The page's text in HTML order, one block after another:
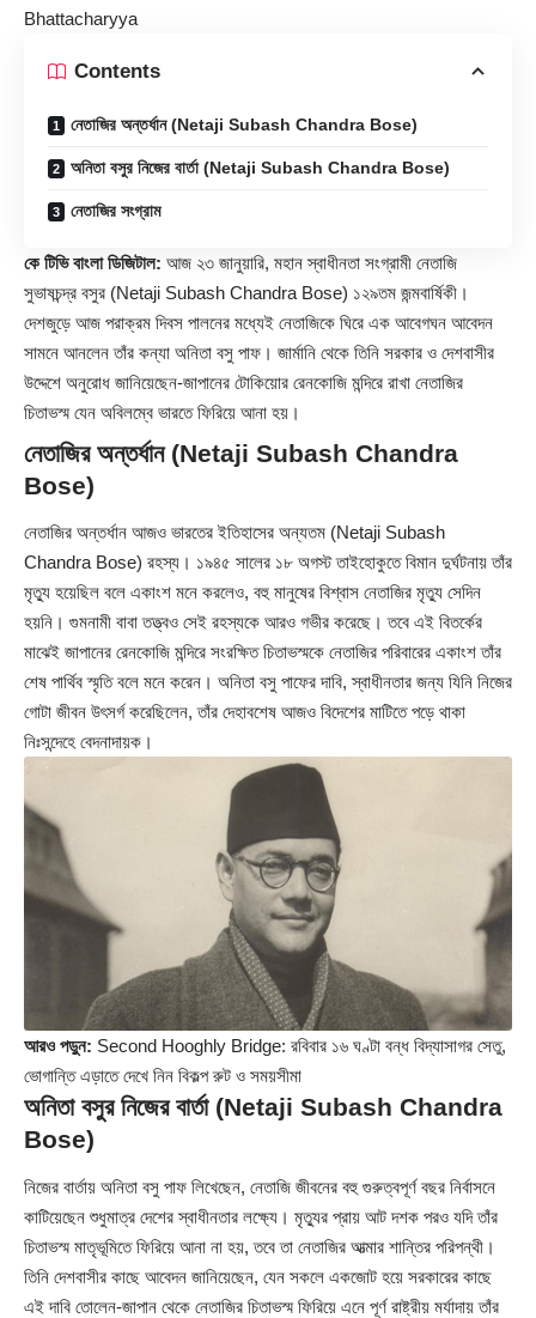
Bhattacharyya
Contents
নেতাজির অন্তর্ধান (Netaji Subash Chandra Bose)
অনিতা বসুর নিজের বার্তা (Netaji Subash Chandra Bose)
নেতাজির সংগ্রাম
কে টিভি বাংলা ডিজিটাল: আজ ২৩ জানুয়ারি, মহান স্বাধীনতা সংগ্রামী নেতাজি
সুভাষচন্দ্র বসুর (Netaji Subash Chandra Bose) ১২৯তম জন্মবার্ষিকী।
দেশজুড়ে আজ পরাক্রম দিবস পালনের মধ্যেই নেতাজিকে ঘিরে এক আবেগঘন আবেদন
সামনে আনলেন তাঁর কন্যা অনিতা বসু পাফ। জার্মানি থেকে তিনি সরকার ও দেশবাসীর
উদ্দেশে অনুরোধ জানিয়েছেন-জাপানের টোকিয়োর রেনকোজি মন্দিরে রাখা নেতাজির
চিতাভস্ম যেন অবিলম্বে ভারতে ফিরিয়ে আনা হয়।
নেতাজির অন্তর্ধান (Netaji Subash Chandra
Bose)
নেতাজির অন্তর্ধান আজও ভারতের ইতিহাসের অন্যতম (Netaji Subash
Chandra Bose) রহস্য। ১৯৪৫ সালের ১৮ অগস্ট তাইহোকুতে বিমান দুর্ঘটনায় তাঁর
মৃত্যু হয়েছিল বলে একাংশ মনে করলেও, বহু মানুষের বিশ্বাস নেতাজির মৃত্যু সেদিন
হয়নি। গুমনামী বাবা তত্ত্বও সেই রহস্যকে আরও গভীর করেছে। তবে এই বিতর্কের
মাঝেই জাপানের রেনকোজি মন্দিরে সংরক্ষিত চিতাভস্মকে নেতাজির পরিবারের একাংশ তাঁর
শেষ পার্থিব স্মৃতি বলে মনে করেন। অনিতা বসু পাফের দাবি, স্বাধীনতার জন্য যিনি নিজের
গোটা জীবন উৎসর্গ করেছিলেন, তাঁর দেহাবশেষ আজও বিদেশের মাটিতে পড়ে থাকা
নিঃসন্দেহে বেদনাদায়ক।
আরও পড়ুন: Second Hooghly Bridge: রবিবার ১৬ ঘণ্টা বন্ধ বিদ্যাসাগর সেতু,
ভোগান্তি এড়াতে দেখে নিন বিকল্প রুট ও সময়সীমা
অনিতা বসুর নিজের বার্তা (Netaji Subash Chandra
Bose)
নিজের বার্তায় অনিতা বসু পাফ লিখেছেন, নেতাজি জীবনের বহু গুরুত্বপূর্ণ বছর নির্বাসনে
কাটিয়েছেন শুধুমাত্র দেশের স্বাধীনতার লক্ষ্যে। মৃত্যুর প্রায় আট দশক পরও যদি তাঁর
চিতাভস্ম মাতৃভূমিতে ফিরিয়ে আনা না হয়, তবে তা নেতাজির আত্মার শান্তির পরিপন্থী।
তিনি দেশবাসীর কাছে আবেদন জানিয়েছেন, যেন সকলে একজোট হয়ে সরকারের কাছে
এই দাবি তোলেন-জাপান থেকে নেতাজির চিতাভস্ম ফিরিয়ে এনে পূর্ণ রাষ্ট্রীয় মর্যাদায় তাঁর